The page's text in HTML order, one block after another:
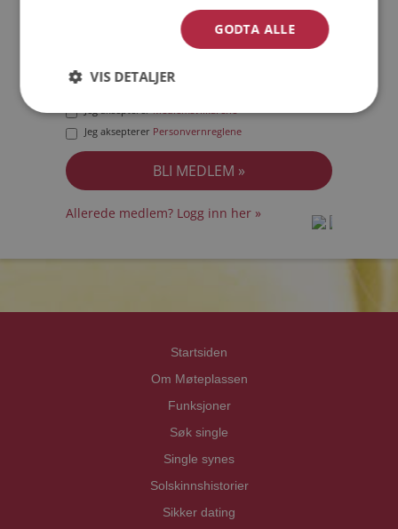
Jeg akseptererMedlemsvilkårene
Jeg aksepterer Personvernreglene
Allerede medlem? Logg inn her »
Startsiden
Om Møteplassen
Funksjoner
Søk single
Single synes
Solskinnshistorier
Sikker dating
GODTA ALLE
VIS DETALJER